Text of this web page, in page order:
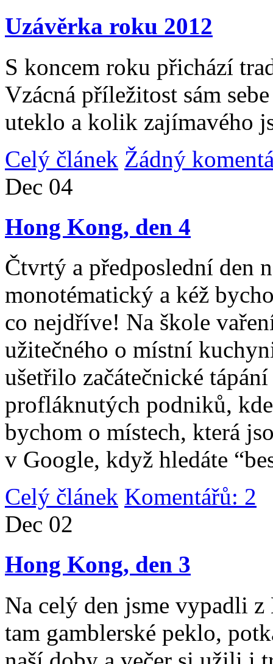
Uzávěrka roku 2012
S koncem roku přichází
Vzácná příležitost sám
uteklo a kolik zajímavého
Celý článek Žádný
Dec 04
Hong Kong, den 4
Čtvrtý a předposlední den
monotématický a kéž
co nejdříve! Na škole
užitečného o místní
ušetřilo začátečnické
profláknutých podniků,
bychom o místech, která
v Google, když hledáte
Celý článek Komentářů: 2
Dec 02
Hong Kong, den 3
Na celý den jsme vypadli
tam gamblerské peklo,